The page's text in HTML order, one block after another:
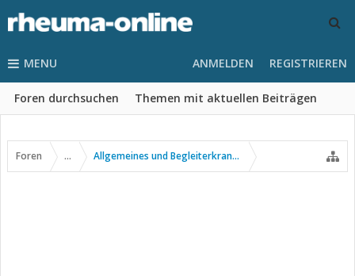
MENU
Foren durchsuchen Themen mit aktuellen Beiträgen
ANMELDEN REGISTRIEREN
Foren ... Allgemeines und Begleiterkrankungen